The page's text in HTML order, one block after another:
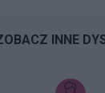
INNE